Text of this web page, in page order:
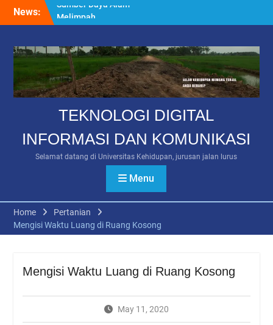
News:
Hari Ulang Tahun
Kemerdekaan RI ke 75
TEKNOLOGI DIGITAL
INFORMASI DAN KOMUNIKASI
Selamat datang di Universitas Kehidupan, jurusan jalan lurus
Menu
Home
Pertanian
Mengisi Waktu Luang di Ruang Kosong
Mengisi Waktu Luang di Ruang Kosong
May 11, 2020